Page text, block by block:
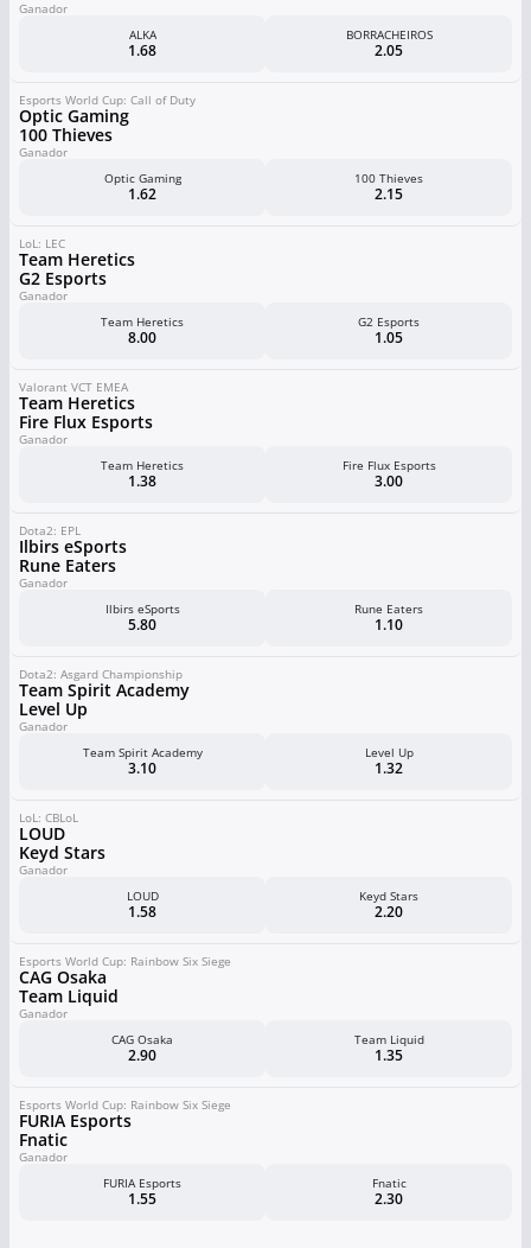
Ganador
ALKA
1.68
BORRACHEIROS
2.05
Esports World Cup: Call of Duty
Optic Gaming
100 Thieves
Ganador
Optic Gaming
1.62
100 Thieves
2.15
LoL: LEC
Team Heretics
G2 Esports
Ganador
Team Heretics
8.00
G2 Esports
1.05
Valorant VCT EMEA
Team Heretics
Fire Flux Esports
Ganador
Team Heretics
1.38
Fire Flux Esports
3.00
Dota2: EPL
Ilbirs eSports
Rune Eaters
Ganador
Ilbirs eSports
5.80
Rune Eaters
1.10
Dota2: Asgard Championship
Team Spirit Academy
Level Up
Ganador
Team Spirit Academy
3.10
Level Up
1.32
LoL: CBLoL
LOUD
Keyd Stars
Ganador
LOUD
1.58
Keyd Stars
2.20
Esports World Cup: Rainbow Six Siege
CAG Osaka
Team Liquid
Ganador
CAG Osaka
2.90
Team Liquid
1.35
Esports World Cup: Rainbow Six Siege
FURIA Esports
Fnatic
Ganador
FURIA Esports
1.55
Fnatic
2.30